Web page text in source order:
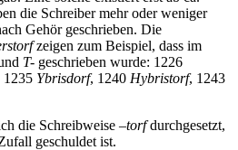
die Schreiber mehr oder weniger
Gehör geschrieben. Die
zeigen zum Beispiel, dass im
T- geschrieben wurde: 1226
1235 Ybrisdorf, 1240 Hybristorf, 1243
die Schreibweise –torfdurchgesetzt,
geschuldet ist.